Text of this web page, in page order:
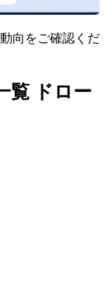
向をご確認くだ
覧 ドロー